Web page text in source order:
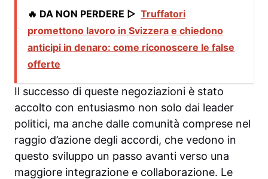
🔥 DA NON PERDERE ▷ Truffatori
promettono lavoro in Svizzera e chiedono
anticipi in denaro: come riconoscere le false
offerte
Il successo di queste negoziazioni è stato
accolto con entusiasmo non solo dai leader
politici, ma anche dalle comunità comprese nel
raggio d’azione degli accordi, che vedono in
questo sviluppo un passo avanti verso una
maggiore integrazione e collaborazione. Le